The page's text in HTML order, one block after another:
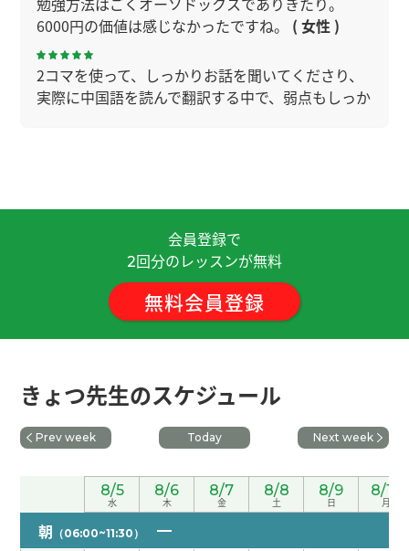
6000円の価値は感じなかったですね。 ( 女性 )
2コマを使って、しっかりお話を聞いてくださり、
実際に中国語を読んで翻訳する中で、弱点もしっか
外国語習得において何が重要なポイントか丁寧に
教えて頂くことができました。ありがとうございま
これからどうやって勉強したらよいのか、教材は何
を使えば良いのか、具体的に助言を頂き大変あり
おかげさまで、今後の学習方針を立て、悩みを解決
なりました。 自分のペースを整えつつ、頑張って
みようと思います。 ありがとうございました。
会員登録で
2回分のレッスンが無料
無料会員登録
きょつ先生のスケジュール
Prev week Today Next week
8/5
水
8/6
木
8/7
金
8/8
土
8/9
日
8/10
月
朝 （06:00~11:30）